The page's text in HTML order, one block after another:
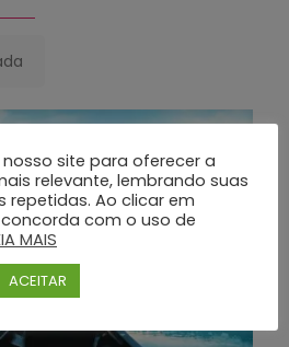
site para oferecer a
relevante, lembrando suas
repetidas. Ao clicar em
com o uso de
MAIS
ACEITAR